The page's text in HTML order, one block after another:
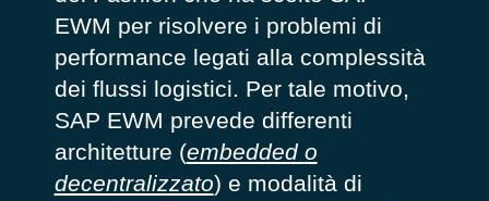
EWM per risolvere i problemi di
performance legati alla complessità
dei flussi logistici. Per tale motivo,
SAP EWM prevede differenti
architetture (embedded o
decentralizzato) e modalità di